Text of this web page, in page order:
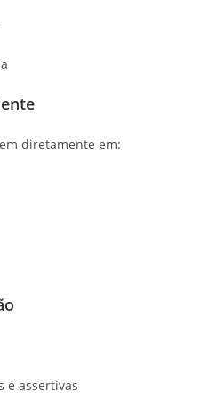
diretamente em:
e assertivas